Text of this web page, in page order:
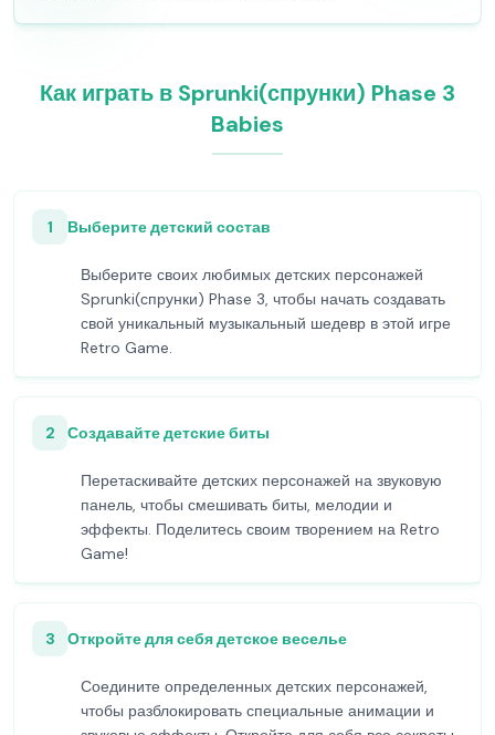
Как играть в Sprunki(спрунки) Phase 3
Babies
1 Выберите детский состав
Выберите своих любимых детских персонажей
Sprunki(спрунки) Phase 3, чтобы начать создавать
свой уникальный музыкальный шедевр в этой игре
Retro Game.
2 Создавайте детские биты
Перетаскивайте детских персонажей на звуковую
панель, чтобы смешивать биты, мелодии и
эффекты. Поделитесь своим творением на Retro
Game!
3 Откройте для себя детское веселье
Соедините определенных детских персонажей,
чтобы разблокировать специальные анимации и